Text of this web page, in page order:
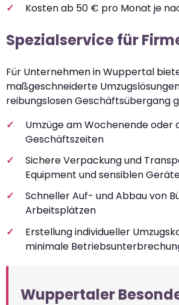
Kosten ab 50 € pro Monat je
Spezialservice für
Für Unternehmen in Wuppertal
maßgeschneiderte
reibungslosen Geschäftsübergang
Umzüge am Wochenende oder
Geschäftszeiten
Sichere Verpackung und
Equipment und sensiblen
Schneller Auf- und Abbau von
Arbeitsplätzen
Erstellung individueller
minimale
Wuppertaler